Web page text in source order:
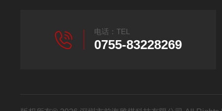
电话：TEL
0755-83228269